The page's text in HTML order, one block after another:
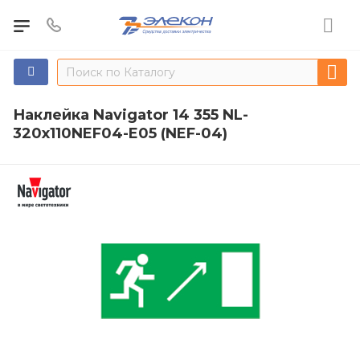
Наклейка Navigator 14 355 NL-
320х110NEF04-E05 (NEF-04)